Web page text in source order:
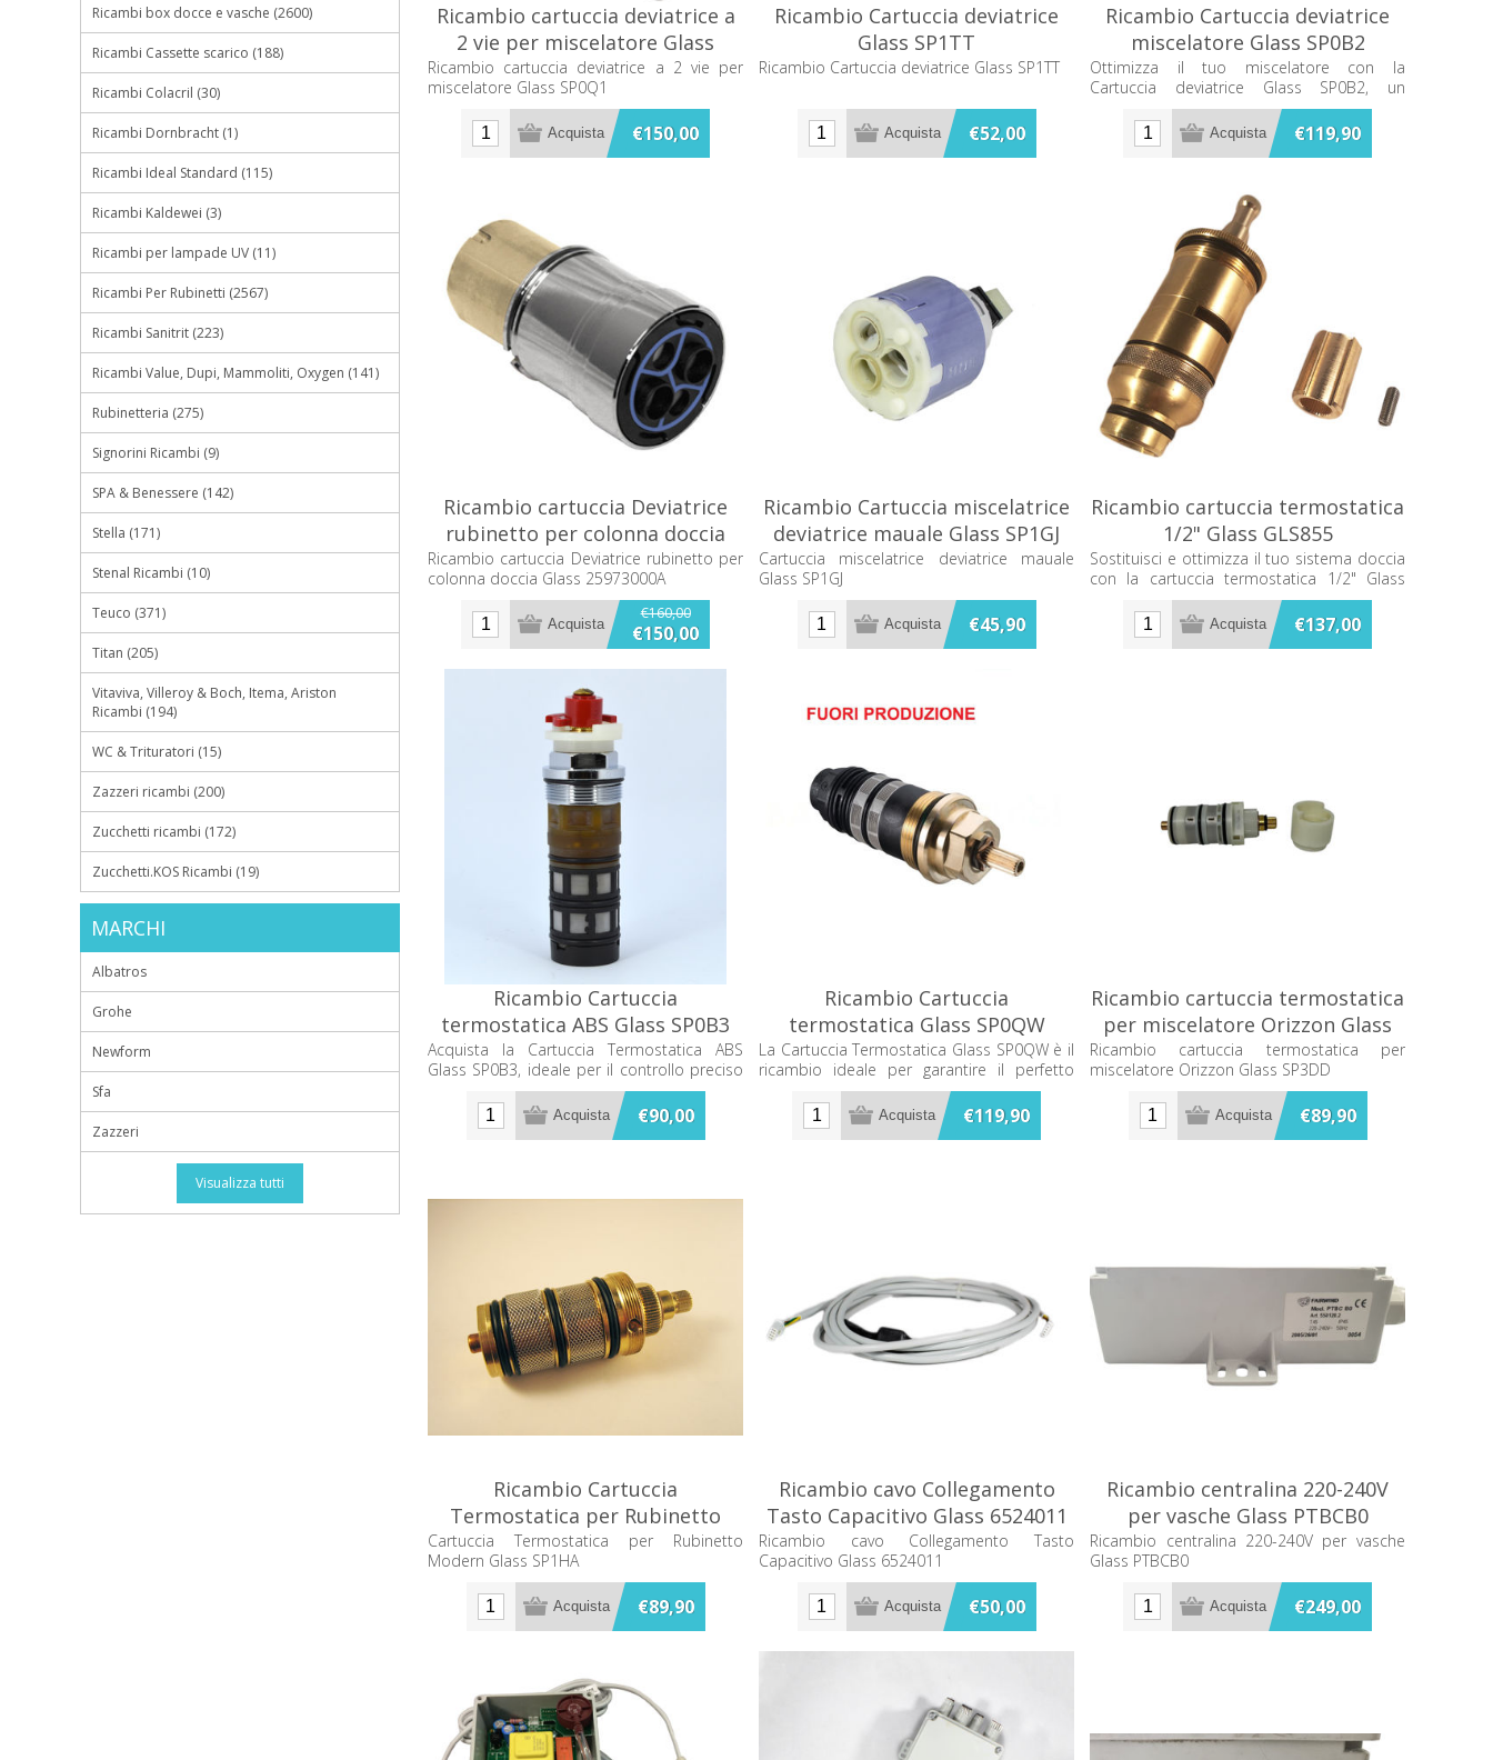
Ricambio cartuccia deviatrice a
2 vie per miscelatore Glass
SP0Q1
Ricambio cartuccia deviatrice a 2 vie per
miscelatore Glass SP0Q1
€150,00
Ricambio Cartuccia deviatrice
Glass SP1TT
Ricambio Cartuccia deviatrice Glass SP1TT
€52,00
Ricambio Cartuccia deviatrice
miscelatore Glass SP0B2
Ottimizza il tuo miscelatore con la
Cartuccia deviatrice Glass SP0B2, un
ricambio essenziale per garantire
funzionalità e durata nel tempo.
Compatibile e facile da installare.
€119,90
Ricambio cartuccia Deviatrice
rubinetto per colonna doccia
Glass 25973000A
Ricambio cartuccia Deviatrice rubinetto per
colonna doccia Glass 25973000A
€160,00
€150,00
Ricambio Cartuccia miscelatrice
deviatrice mauale Glass SP1GJ
Cartuccia miscelatrice deviatrice mauale
Glass SP1GJ
€45,90
Ricambio cartuccia termostatica
1/2" Glass GLS855
Sostituisci e ottimizza il tuo sistema doccia
con la cartuccia termostatica 1/2" Glass
GLS855. Garantisce precisione nella
regolazione della temperatura e lunga
durata. Perfetta per migliorare l'efficienza e
€137,00
Ricambio Cartuccia
termostatica ABS Glass SP0B3
Acquista la Cartuccia Termostatica ABS
Glass SP0B3, ideale per il controllo preciso
della temperatura dell'acqua nei tuoi
impianti idraulici. Progettata per durare,
offre resistenza e affidabilità.
€90,00
Ricambio Cartuccia
termostatica Glass SP0QW
La Cartuccia Termostatica Glass SP0QW è il
ricambio ideale per garantire il perfetto
funzionamento del tuo sistema di
miscelazione dell'acqua. Affidabile e facile
da installare, è progettata per mantenere la
€119,90
Ricambio cartuccia termostatica
per miscelatore Orizzon Glass
SP3DD
Ricambio cartuccia termostatica per
miscelatore Orizzon Glass SP3DD
€89,90
Ricambio Cartuccia
Termostatica per Rubinetto
Modern Glass SP1HA
Cartuccia Termostatica per Rubinetto
Modern Glass SP1HA
€89,90
Ricambio cavo Collegamento
Tasto Capacitivo Glass 6524011
Ricambio cavo Collegamento Tasto
Capacitivo Glass 6524011
€50,00
Ricambio centralina 220-240V
per vasche Glass PTBCB0
Ricambio centralina 220-240V per vasche
Glass PTBCB0
€249,00
Ricambi box docce e vasche (2600)
Ricambi Cassette scarico (188)
Ricambi Colacril (30)
Ricambi Dornbracht (1)
Ricambi Ideal Standard (115)
Ricambi Kaldewei (3)
Ricambi per lampade UV (11)
Ricambi Per Rubinetti (2567)
Ricambi Sanitrit (223)
Ricambi Value, Dupi, Mammoliti, Oxygen (141)
Rubinetteria (275)
Signorini Ricambi (9)
SPA & Benessere (142)
Stella (171)
Stenal Ricambi (10)
Teuco (371)
Titan (205)
Vitaviva, Villeroy & Boch, Itema, Ariston
Ricambi (194)
WC & Trituratori (15)
Zazzeri ricambi (200)
Zucchetti ricambi (172)
Zucchetti.KOS Ricambi (19)
MARCHI
Albatros
Grohe
Newform
Sfa
Zazzeri
Visualizza tutti